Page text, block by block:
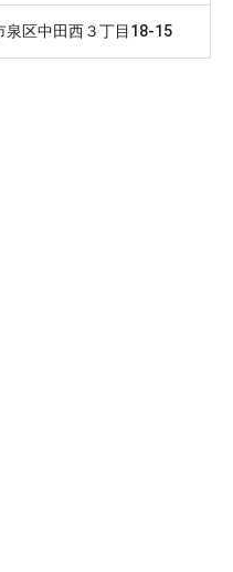
泉区中田西３丁目18-15